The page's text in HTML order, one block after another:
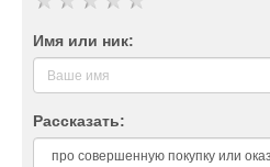
Имя или ник:
Рассказать: